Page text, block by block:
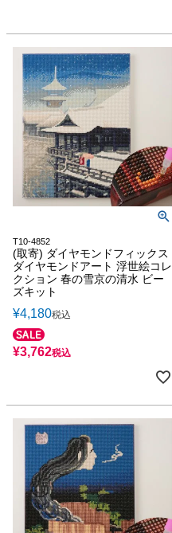
T10-4852
(取寄) ダイヤモンドフィックス
ダイヤモンドアート 浮世絵コレ
クション 春の雪京の清水 ビー
ズキット
¥4,180税込
¥3,762税込